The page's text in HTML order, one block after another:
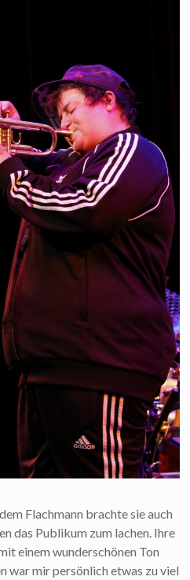
Flachmann brachte sie auch
das Publikum zum lachen. Ihre
einem wunderschönen Ton
war mir persönlich etwas zu viel